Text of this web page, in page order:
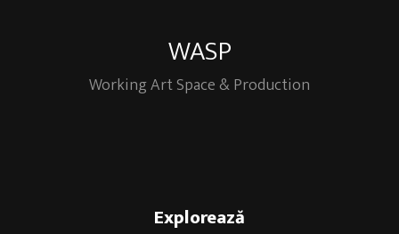
WASP
Working Art Space & Production
Explorează